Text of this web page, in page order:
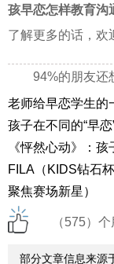
孩早恋怎样教育沟
了解更多的话，欢
94%的朋友还
老师给早恋学生的
孩子在不同的“早
《怦然心动》：
FILA（KIDS钻石
聚焦赛场新星）
（575）
部分文章信息来源